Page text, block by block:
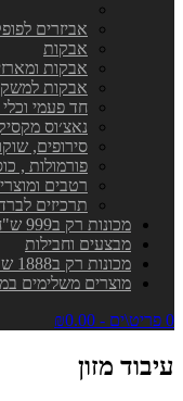
אביזרים
אבקות
אבקות
אבקות
חד פעמי
נאצ׳וס
סירופים,
פורמולות ,
רטבים
תרכיזים
מכונות רק ב999 ש"ח
מבצעים וחבילות
מכונות רק ב1888 ש"ח
מוצרים משלימים
0 פריט\ים - ₪0.00
עיבוד מזון